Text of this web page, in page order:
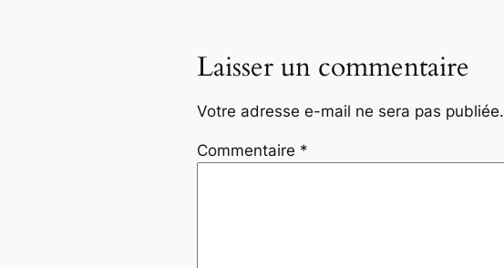
Laisser un commentaire
Votre adresse e-mail ne sera pas publiée.
Commentaire *